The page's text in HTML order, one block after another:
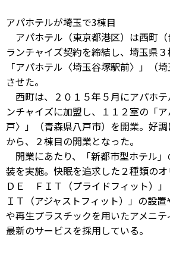
アパホテルが埼玉で3棟目
アパホテル（東京都港区）は西町
ランチャイズ契約を締結し、埼玉県
「アパホテル〈埼玉谷塚駅前〉」（
させた。
西町は、２０１５年５月にアパホ
ンチャイズに加盟し、１１２室の「
戸〉」（青森県八戸市）を開業。好
から、２棟目の開業となった。
開業にあたり、「新都市型ホテル
装を実施。快眠を追求した２種類の
ＤＥ ＦＩＴ（プライドフィット）
ＩＴ（アジャストフィット）」の設
や再生プラスチックを用いたアメニテ
最新のサービスを採用している。